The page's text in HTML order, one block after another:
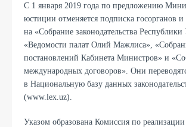
С 1 января 2019 года по предложению
юстиции отменяется подписка госорганов и
на «Собрание законодательства Республики
«Ведомости палат Олий Мажлиса»,
постановлений Кабинета Министров» и
международных договоров». Они
в Национальную базу данных
(www.lex.uz).
Указом образована Комиссия по